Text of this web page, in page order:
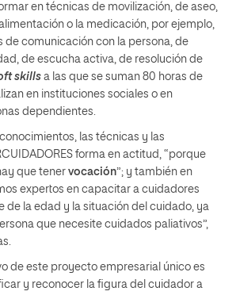
en técnicas de movilización, de aseo,
o la medicación, por ejemplo,
de comunicación con la persona, de
de escucha activa, de resolución de
skills a las que se suman 80 horas de
en instituciones sociales o en
dependientes.
las técnicas y las
forma en actitud, “porque
que tener vocación”; y también en
expertos en capacitar a cuidadores
de la edad y la situación del cuidado, ya
que necesite cuidados paliativos”,
de este proyecto empresarial único es
y reconocer la figura del cuidador a